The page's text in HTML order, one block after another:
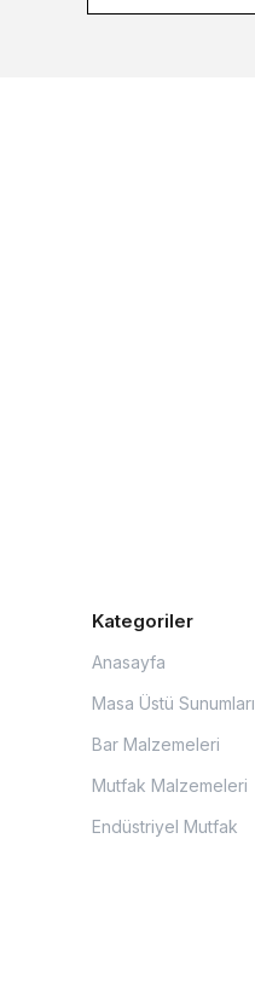
Kategoriler
Anasayfa
Masa Üstü Sunumları
Bar Malzemeleri
Mutfak Malzemeleri
Endüstriyel Mutfak